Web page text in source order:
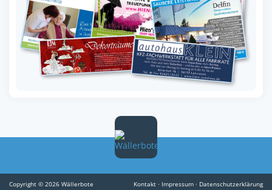
Copyright © 2026 Wällerbote Kontakt · Impressum · Datenschutzerklärung